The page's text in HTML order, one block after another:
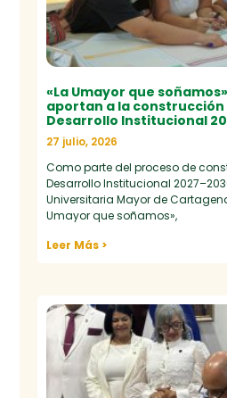
«La Umayor que
aportan a la construcción
Desarrollo Institucional
27 julio, 2026
Como parte del proceso de
Desarrollo Institucional
Universitaria Mayor de
Umayor que soñamos»,
Leer Más >